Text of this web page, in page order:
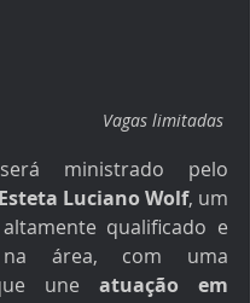
Vagas limitadas
Luciano Wolf, um
qualificado e
na área, com uma
une atuação em